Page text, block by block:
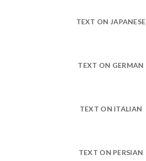
TEXT ON JAPANESE
TEXT ON GERMAN
TEXT ON ITALIAN
TEXT ON PERSIAN